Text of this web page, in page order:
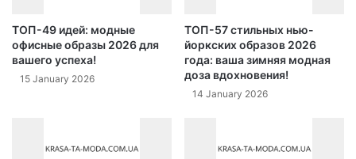
ТОП-49 идей: модные
офисные образы 2026 для
вашего успеха!
15 January 2026
ТОП-57 стильных нью-
йоркских образов 2026
года: ваша зимняя модная
доза вдохновения!
14 January 2026